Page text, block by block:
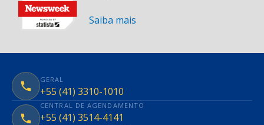
Saiba mais
GERAL
+55 (41) 3310-1010
CENTRAL DE AGENDAMENTO
+55 (41) 3514-4141